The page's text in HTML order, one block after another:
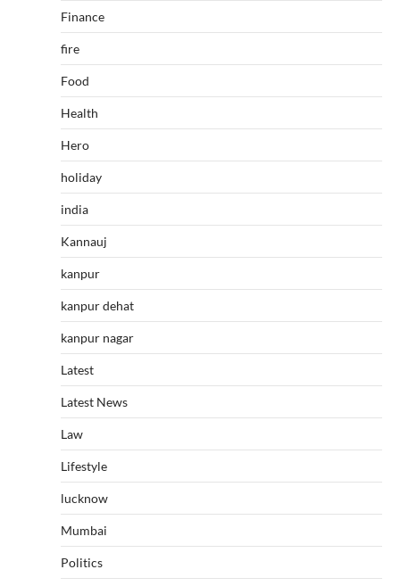
Finance
fire
Food
Health
Hero
holiday
india
Kannauj
kanpur
kanpur dehat
kanpur nagar
Latest
Latest News
Law
Lifestyle
lucknow
Mumbai
Politics